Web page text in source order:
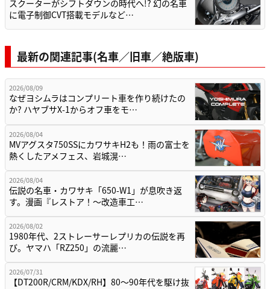
スクーターがシフトダウンの時代へ!? 幻の名車
に電子制御CVT搭載モデルなど…
最新の関連記事(名車／旧車／絶版車)
2026/08/09
なぜヨシムラはコンプリート車を作り続けたの
か? ハヤブサX-1からオフ車をモ…
2026/08/04
MVアグスタ750SSにカワサキH2も！雨の富士を
熱くしたアメフェス、岩城滉…
2026/08/04
伝説の名車・カワサキ「650-W1」が息吹き返
す。漫画『レストア！～改造車工…
2026/08/02
1980年代、2ストレーサーレプリカの伝説を再
び。ヤマハ「RZ250」の流麗…
2026/07/31
【DT200R/CRM/KDX/RH】80〜90年代を駆け抜